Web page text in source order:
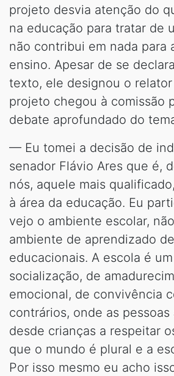
projeto desvia atenção do
na educação para tratar de
não contribui em nada para
ensino. Apesar de se
texto, ele designou o
projeto chegou à comissão
debate aprofundado do
— Eu tomei a decisão de
senador Flávio Ares que é,
nós, aquele mais
à área da educação. Eu
vejo o ambiente escolar,
ambiente de aprendizado
educacionais. A escola é
socialização, de
emocional, de convivência
contrários, onde as pessoas
desde crianças a respeitar
que o mundo é plural e a
Por isso mesmo eu acho